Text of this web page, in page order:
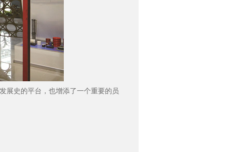
展史的平台，也增添了一个重要的员